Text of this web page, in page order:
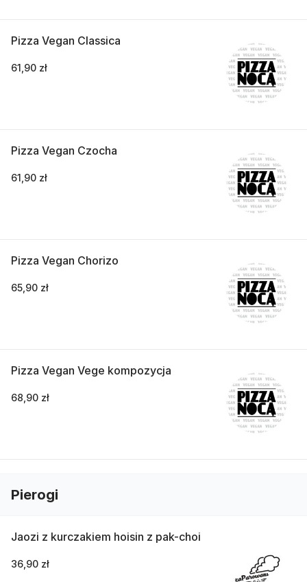
Pizza Vegan Classica
61,90 zł
Pizza Vegan Czocha
61,90 zł
Pizza Vegan Chorizo
65,90 zł
Pizza Vegan Vege kompozycja
68,90 zł
Pierogi
Jaozi z kurczakiem hoisin z pak-choi
36,90 zł